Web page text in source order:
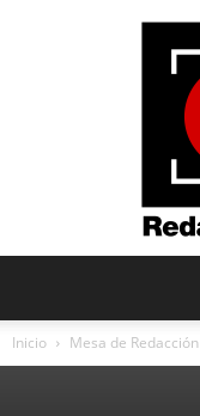
Inicio Mesa de Redacción